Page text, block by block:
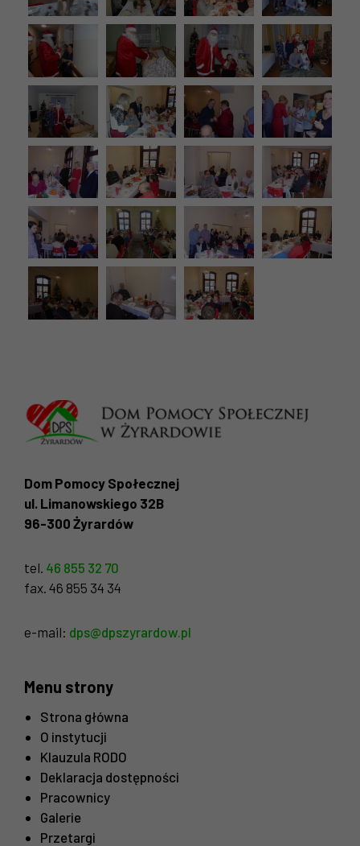
Dom Pomocy Społecznej
ul. Limanowskiego 32B
96-300 Żyrardów
tel. 46 855 32 70
fax. 46 855 34 34
e-mail: dps@dpszyrardow.pl
Menu strony
Strona główna
O instytucji
Klauzula RODO
Deklaracja dostępności
Pracownicy
Galerie
Przetargi